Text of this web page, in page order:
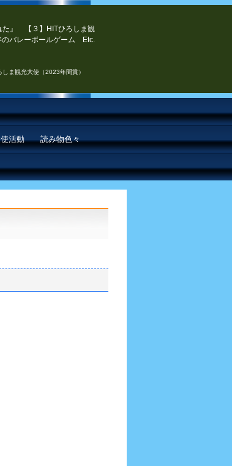
た』 【３】HITひろしま観
バレーボールゲーム Etc.
ま観光大使（2023年間賞）
活動 読み物色々